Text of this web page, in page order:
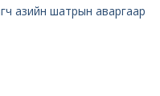
азийн шатрын аваргаар